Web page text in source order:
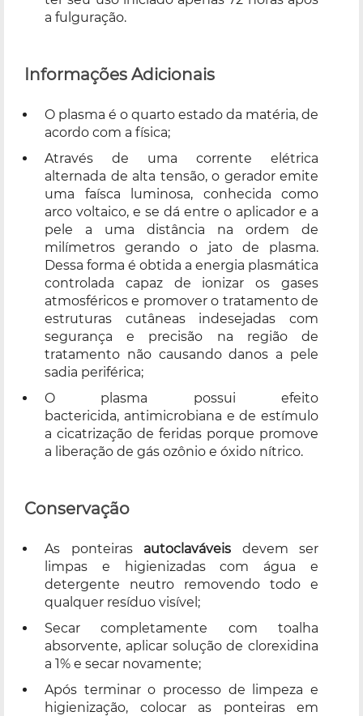
a fulguração.
Informações Adicionais
O plasma é o quarto estado da matéria, de
acordo com a física;
Através de uma corrente elétrica
alternada de alta tensão, o gerador emite
uma faísca luminosa, conhecida como
arco voltaico, e se dá entre o aplicador e a
pele a uma distância na ordem de
milímetros gerando o jato de plasma.
Dessa forma é obtida a energia plasmática
controlada capaz de ionizar os gases
atmosféricos e promover o tratamento de
estruturas cutâneas indesejadas com
segurança e precisão na região de
tratamento não causando danos a pele
sadia periférica;
O plasma possui efeito
bactericida, antimicrobiana e de estímulo
a cicatrização de feridas porque promove
a liberação de gás ozônio e óxido nítrico.
Conservação
As ponteiras autoclaváveis devem ser
limpas e higienizadas com água e
detergente neutro removendo todo e
qualquer resíduo visível;
Secar completamente com toalha
absorvente, aplicar solução de clorexidina
a 1% e secar novamente;
Após terminar o processo de limpeza e
higienização, colocar as ponteiras em